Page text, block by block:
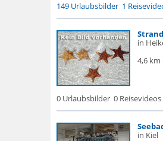
149 Urlaubsbilder 1
in
4,6
0 Urlaubsbilder 0 Reisevideos
in Kiel